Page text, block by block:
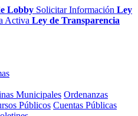
Lobby Solicitar Información Ley
Activa Ley de Transparencia
Municipales Ordenanzas
Públicos Cuentas Públicas